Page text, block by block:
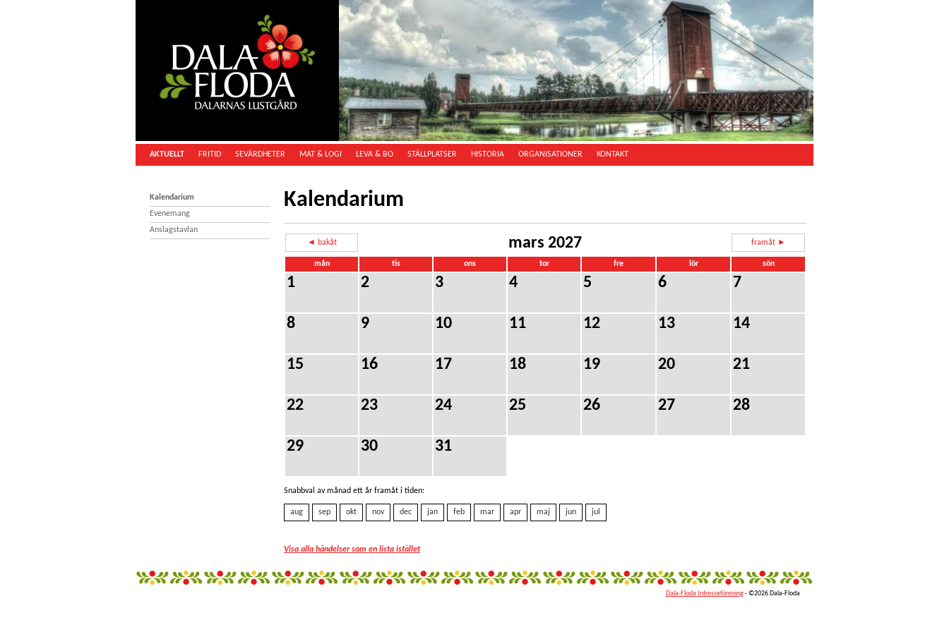
AKTUELLT FRITID SEVÄRDHETER MAT & LOGI LEVA & BO STÄLLPLATSER HISTORIA ORGANISATIONER KONTAKT
Kalendarium
Evenemang
Anslagstavlan
Kalendarium
◄ bakåt mars 2027 framåt ►
mån tis ons tor fre lör sön
1 2 3 4 5 6 7
8 9 10 11 12 13 14
15 16 17 18 19 20 21
22 23 24 25 26 27 28
29 30 31
Snabbval av månad ett år framåt i tiden:
aug sep okt nov dec jan feb mar apr maj jun jul
Visa alla händelser som en lista istället
Dala-Floda Intresseförening- ©2026 Dala-Floda